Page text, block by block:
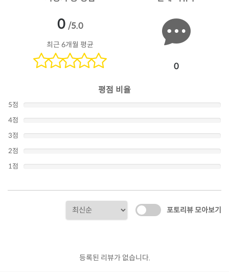
0 /5.0
최근 6개월 평균
0
평점 비율
5점
4점
3점
2점
1점
포토리뷰 모아보기
등록된 리뷰가 없습니다.